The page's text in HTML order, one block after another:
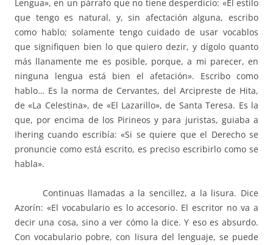
Lengua», en un párrafo que no tiene desperdicio: «El estilo
que tengo es natural, y, sin afectación alguna, escribo
como hablo; solamente tengo cuidado de usar vocablos
que signifiquen bien lo que quiero dezir, y dígolo quanto
más llanamente me es posible, porque, a mi parecer, en
ninguna lengua está bien el afetación». Escribo como
hablo… Es la norma de Cervantes, del Arcipreste de Hita,
de «La Celestina», de «El Lazarillo», de Santa Teresa. Es la
que, por encima de los Pirineos y para juristas, guiaba a
Ihering cuando escribía: «Si se quiere que el Derecho se
pronuncie como está escrito, es preciso escribirlo como se
habla».
Continuas llamadas a la sencillez, a la lisura. Dice
Azorín: «El vocabulario es lo accesorio. El escritor no va a
decir una cosa, sino a ver cómo la dice. Y eso es absurdo.
Con vocabulario pobre, con lisura del lenguaje, se puede